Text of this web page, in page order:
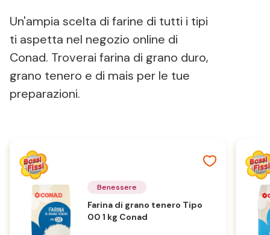
Un'ampia scelta di farine di tutti i tipi
ti aspetta nel negozio online di
Conad. Troverai farina di grano duro,
grano tenero e di mais per le tue
preparazioni.
Benessere
Farina di grano tenero Tipo
00 1 kg Conad